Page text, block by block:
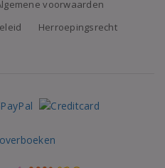
voorwaarden
Herroepingsrecht